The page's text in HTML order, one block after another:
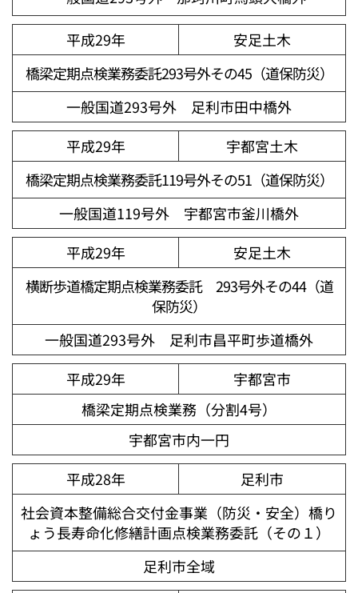
平成29年
安足土木
橋梁定期点検業務委託293号外その45（道保防災）
一般国道293号外 足利市田中橋外
平成29年
宇都宮土木
橋梁定期点検業務委託119号外その51（道保防災）
一般国道119号外 宇都宮市釜川橋外
平成29年
安足土木
横断歩道橋定期点検業務委託 293号外その44（道
保防災）
一般国道293号外 足利市昌平町歩道橋外
平成29年
宇都宮市
橋梁定期点検業務（分割4号）
宇都宮市内一円
平成28年
足利市
社会資本整備総合交付金事業（防災・安全）橋り
ょう長寿命化修繕計画点検業務委託（その１）
足利市全域